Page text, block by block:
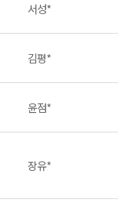
서성*
김평*
윤점*
장유*